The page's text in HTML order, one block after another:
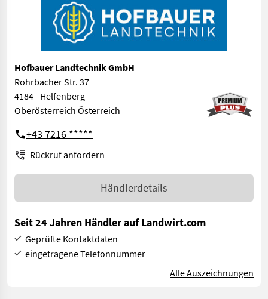
Hofbauer Landtechnik GmbH
Rohrbacher Str. 37
4184 - Helfenberg
Oberösterreich Österreich
+43 7216 *****
Rückruf anfordern
Händlerdetails
Seit 24 Jahren Händler auf Landwirt.com
Geprüfte Kontaktdaten
eingetragene Telefonnummer
Alle Auszeichnungen